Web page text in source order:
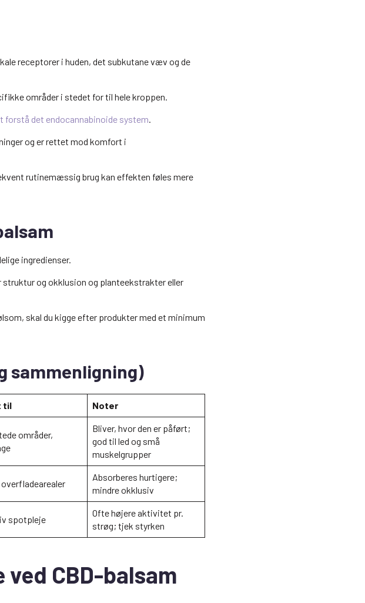
receptorer i huden, det subkutane væv og de
områder i stedet for til hele kroppen.
forstå det endocannabinoide system
og er rettet mod komfort i
rutinemæssig brug kan effekten føles mere
ingredienser.
og okklusion og planteekstrakter eller
skal du kigge efter produkter med et minimum
sammenligning)
til Noter
områder,
Bliver, hvor den er påført;
god til led og små
muskelgrupper
Absorberes hurtigere;
mindre okklusiv
spotpleje
Ofte højere aktivitet pr.
strøg; tjek styrken
CBD-balsam